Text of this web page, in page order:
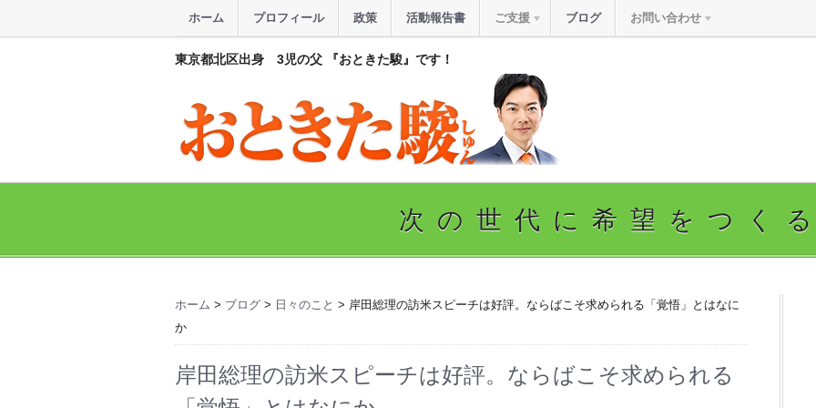
東京都北区出身 3児の父 『おときた駿』です！
ホーム プロフィール 政策 活動報告書 ご支援 ブログ お問い合わせ
次の世代に希望をつく
ホーム > ブログ > 日々のこと > 岸田総理の訪米スピーチは好評。ならばこそ求められる「覚悟」とはなに
か
岸田総理の訪米スピーチは好評。ならばこそ求められる